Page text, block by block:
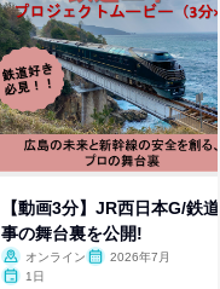
【動画3分】JR西日本G/鉄
事の舞台裏を公開!
オンライン
2026年7月
1日